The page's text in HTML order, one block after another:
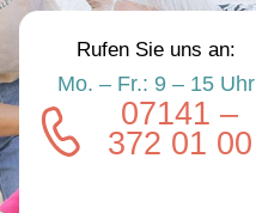
Rufen Sie uns an:
Mo. – Fr.: 9 – 15 Uhr
07141 –
372 01 00